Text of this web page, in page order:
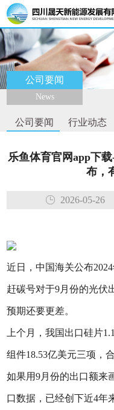
公司要闻
News
公司要闻 行业动态
乐鱼体育官网app下
布，
2026-05-26
近日，中国海关公布
赶碳号对于9月份的光伏
预期还要更差。
上个月，我国出口硅片
组件18.53亿美元三项，
如果用9月份的出口额来
口数据，已经创下近4年